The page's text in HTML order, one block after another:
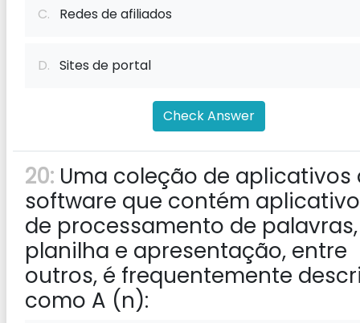
C. Redes de afiliados
D. Sites de portal
Check Answer
20: Uma coleção de aplicativos
software que contém
de processamento de palavras,
planilha e apresentação, entre
outros, é frequentemente
como A (n):